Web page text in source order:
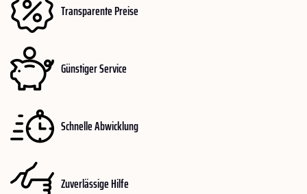
Transparente Preise
Günstiger Service
Schnelle Abwicklung
Zuverlässige Hilfe